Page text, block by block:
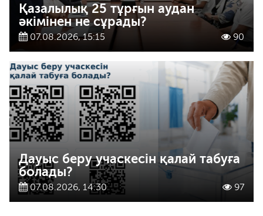
Қазалылық 25 тұрғын аудан
әкімінен не сұрады?
07.08.2026, 15:15 90
Дауыс беру учаскесін қалай табуға
болады?
07.08.2026, 14:30 97